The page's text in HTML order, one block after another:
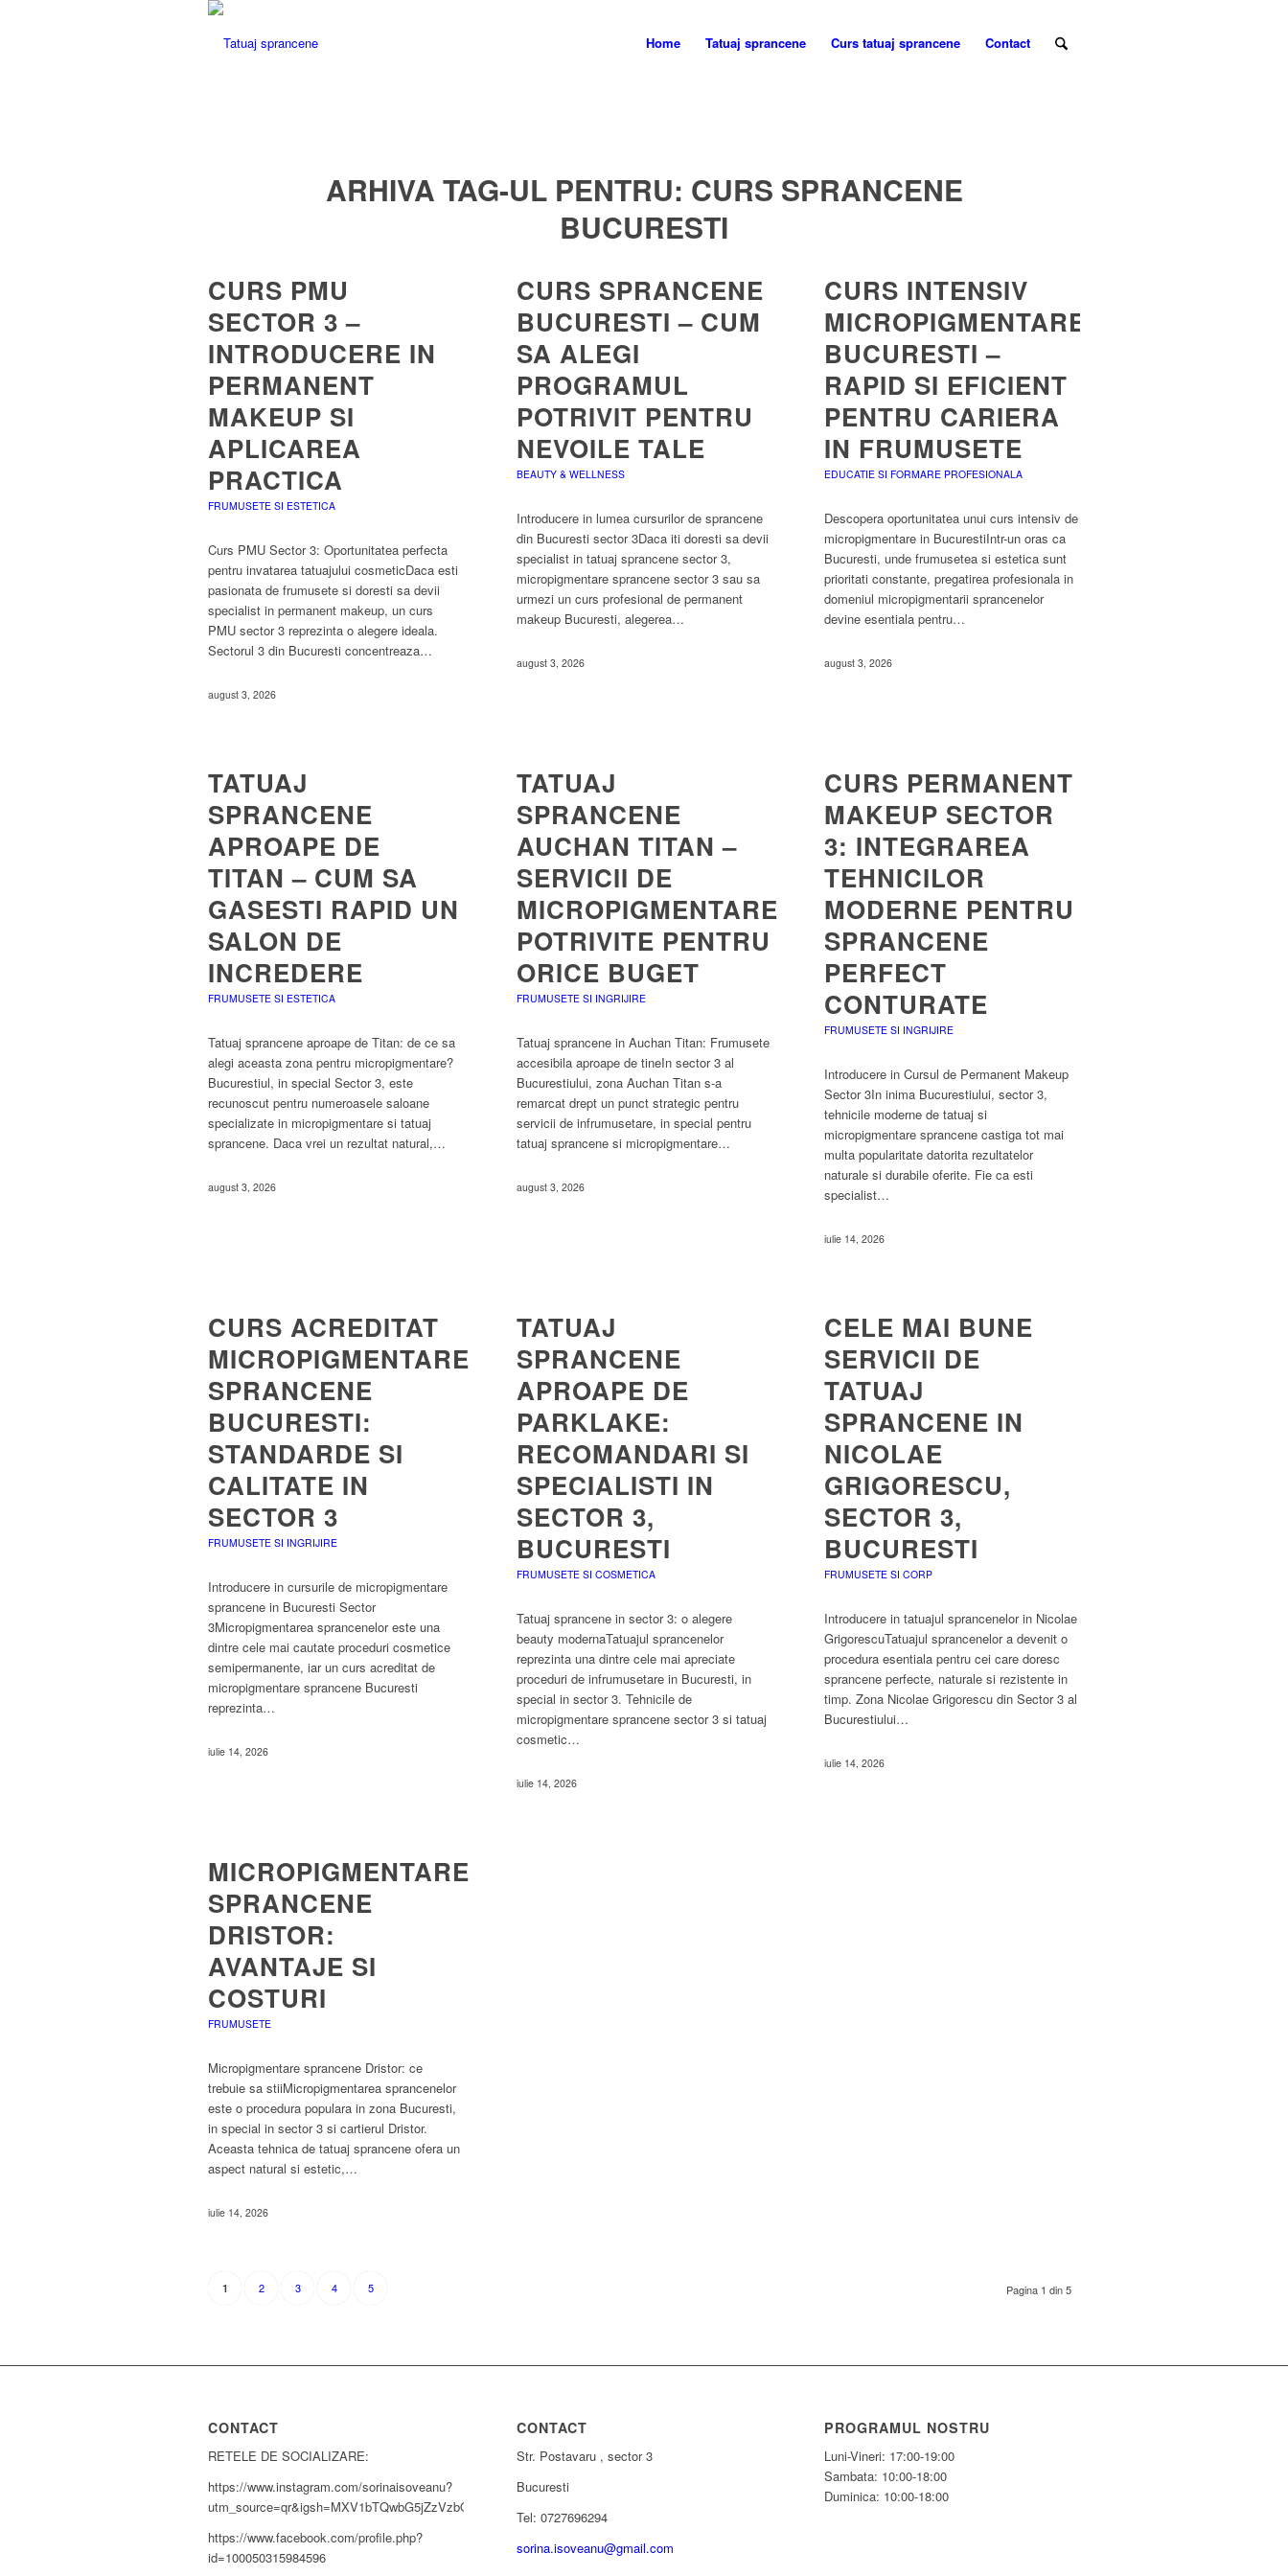
Home Tatuaj sprancene Curs tatuaj sprancene Contact
ARHIVA TAG-UL PENTRU: CURS SPRANCENE
BUCURESTI
CURS PMU
SECTOR 3 –
INTRODUCERE IN
PERMANENT
MAKEUP SI
APLICAREA
PRACTICA
FRUMUSETE SI ESTETICA
Curs PMU Sector 3: Oportunitatea perfecta
pentru invatarea tatuajului cosmeticDaca esti
pasionata de frumusete si doresti sa devii
specialist in permanent makeup, un curs
PMU sector 3 reprezinta o alegere ideala.
Sectorul 3 din Bucuresti concentreaza…
august 3, 2026
CURS SPRANCENE
BUCURESTI – CUM
SA ALEGI
PROGRAMUL
POTRIVIT PENTRU
NEVOILE TALE
BEAUTY & WELLNESS
Introducere in lumea cursurilor de sprancene
din Bucuresti sector 3Daca iti doresti sa devii
specialist in tatuaj sprancene sector 3,
micropigmentare sprancene sector 3 sau sa
urmezi un curs profesional de permanent
makeup Bucuresti, alegerea…
august 3, 2026
CURS INTENSIV
MICROPIGMENTARE
BUCURESTI –
RAPID SI EFICIENT
PENTRU CARIERA
IN FRUMUSETE
EDUCATIE SI FORMARE PROFESIONALA
Descopera oportunitatea unui curs intensiv de
micropigmentare in BucurestiIntr-un oras ca
Bucuresti, unde frumusetea si estetica sunt
prioritati constante, pregatirea profesionala in
domeniul micropigmentarii sprancenelor
devine esentiala pentru…
august 3, 2026
TATUAJ
SPRANCENE
APROAPE DE
TITAN – CUM SA
GASESTI RAPID UN
SALON DE
INCREDERE
FRUMUSETE SI ESTETICA
Tatuaj sprancene aproape de Titan: de ce sa
alegi aceasta zona pentru micropigmentare?
Bucurestiul, in special Sector 3, este
recunoscut pentru numeroasele saloane
specializate in micropigmentare si tatuaj
sprancene. Daca vrei un rezultat natural,…
august 3, 2026
TATUAJ
SPRANCENE
AUCHAN TITAN –
SERVICII DE
MICROPIGMENTARE
POTRIVITE PENTRU
ORICE BUGET
FRUMUSETE SI INGRIJIRE
Tatuaj sprancene in Auchan Titan: Frumusete
accesibila aproape de tineIn sector 3 al
Bucurestiului, zona Auchan Titan s-a
remarcat drept un punct strategic pentru
servicii de infrumusetare, in special pentru
tatuaj sprancene si micropigmentare…
august 3, 2026
CURS PERMANENT
MAKEUP SECTOR
3: INTEGRAREA
TEHNICILOR
MODERNE PENTRU
SPRANCENE
PERFECT
CONTURATE
FRUMUSETE SI INGRIJIRE
Introducere in Cursul de Permanent Makeup
Sector 3In inima Bucurestiului, sector 3,
tehnicile moderne de tatuaj si
micropigmentare sprancene castiga tot mai
multa popularitate datorita rezultatelor
naturale si durabile oferite. Fie ca esti
specialist…
iulie 14, 2026
CURS ACREDITAT
MICROPIGMENTARE
SPRANCENE
BUCURESTI:
STANDARDE SI
CALITATE IN
SECTOR 3
FRUMUSETE SI INGRIJIRE
Introducere in cursurile de micropigmentare
sprancene in Bucuresti Sector
3Micropigmentarea sprancenelor este una
dintre cele mai cautate proceduri cosmetice
semipermanente, iar un curs acreditat de
micropigmentare sprancene Bucuresti
reprezinta…
iulie 14, 2026
TATUAJ
SPRANCENE
APROAPE DE
PARKLAKE:
RECOMANDARI SI
SPECIALISTI IN
SECTOR 3,
BUCURESTI
FRUMUSETE SI COSMETICA
Tatuaj sprancene in sector 3: o alegere
beauty modernaTatuajul sprancenelor
reprezinta una dintre cele mai apreciate
proceduri de infrumusetare in Bucuresti, in
special in sector 3. Tehnicile de
micropigmentare sprancene sector 3 si tatuaj
cosmetic…
iulie 14, 2026
CELE MAI BUNE
SERVICII DE
TATUAJ
SPRANCENE IN
NICOLAE
GRIGORESCU,
SECTOR 3,
BUCURESTI
FRUMUSETE SI CORP
Introducere in tatuajul sprancenelor in Nicolae
GrigorescuTatuajul sprancenelor a devenit o
procedura esentiala pentru cei care doresc
sprancene perfecte, naturale si rezistente in
timp. Zona Nicolae Grigorescu din Sector 3 al
Bucurestiului…
iulie 14, 2026
MICROPIGMENTARE
SPRANCENE
DRISTOR:
AVANTAJE SI
COSTURI
FRUMUSETE
Micropigmentare sprancene Dristor: ce
trebuie sa stiiMicropigmentarea sprancenelor
este o procedura populara in zona Bucuresti,
in special in sector 3 si cartierul Dristor.
Aceasta tehnica de tatuaj sprancene ofera un
aspect natural si estetic,…
iulie 14, 2026
Pagina 1 din 5
1 2 3 4 5
CONTACT
RETELE DE SOCIALIZARE:
https://www.instagram.com/sorinaisoveanu?
utm_source=qr&igsh=MXV1bTQwbG5jZzVzbQ==
https://www.facebook.com/profile.php?
id=100050315984596
CONTACT
Str. Postavaru , sector 3
Bucuresti
Tel: 0727696294
sorina.isoveanu@gmail.com
PROGRAMUL NOSTRU
Luni-Vineri: 17:00-19:00
Sambata: 10:00-18:00
Duminica: 10:00-18:00